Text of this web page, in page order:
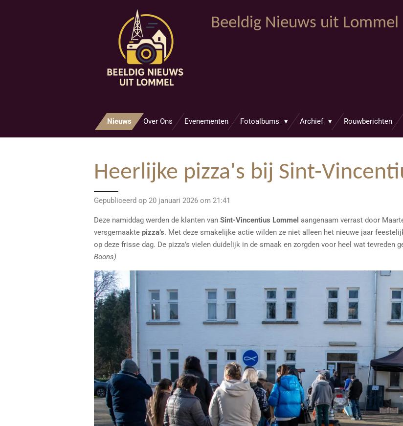
Beeldig Nieuws uit Lommel
Nieuws Over Ons Evenementen Fotoalbums Archief Rouwberichten
Heerlijke pizza's bij Sint-
Gepubliceerd op 20 januari 2026 om 21:41
Deze namiddag werden de klanten van Sint-Vincentius Lommel aangenaam verrast door
versgemaakte pizza’s. Met deze smakelijke actie wilden ze niet alleen het nieuwe jaar
op deze frisse dag. De pizza’s vielen duidelijk in de smaak en zorgden voor heel wat tevreden
Boons)